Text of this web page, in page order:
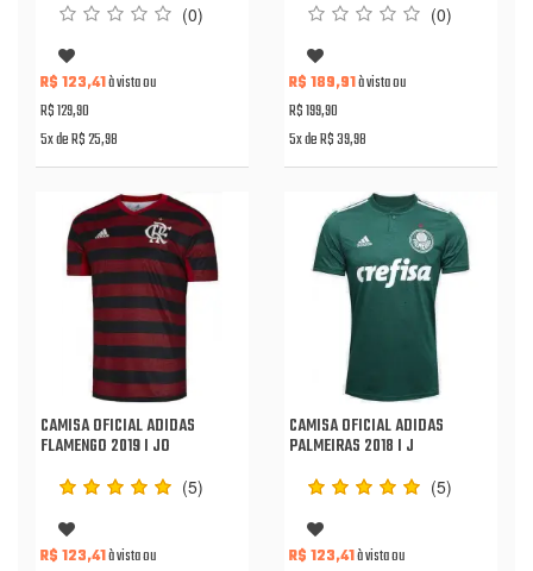
(0)
R$ 123,41à vista ou
R$ 129,90
5x de R$ 25,98
(0)
R$ 189,91à vista ou
R$ 199,90
5x de R$ 39,98
CAMISA OFICIAL ADIDAS
FLAMENGO 2019 I JO
(5)
R$ 123,41à vista ou
CAMISA OFICIAL ADIDAS
PALMEIRAS 2018 I J
(5)
R$ 123,41à vista ou